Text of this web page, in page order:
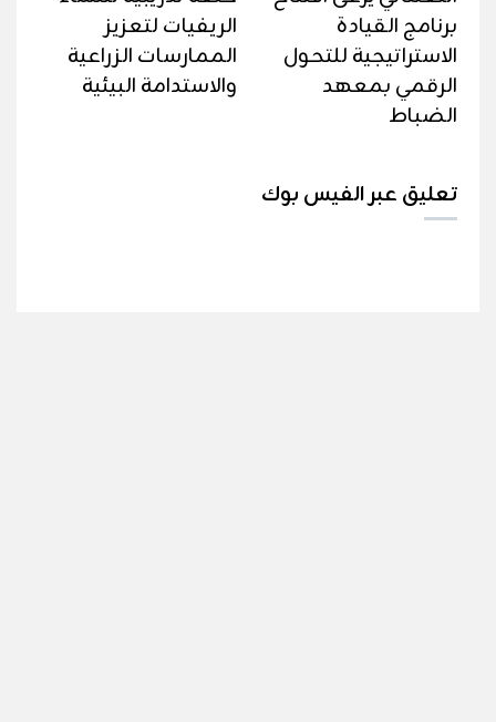
برنامج القيادة
الاستراتيجية للتحول
الرقمي بمعهد
الضباط
الريفيات لتعزيز
الممارسات الزراعية
والاستدامة البيئية
تعليق عبر الفيس بوك